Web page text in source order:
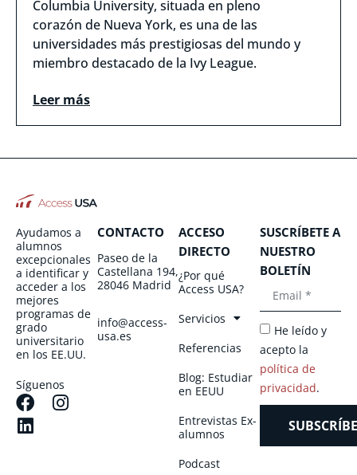
Columbia University, situada en pleno
corazón de Nueva York, es una de las
universidades más prestigiosas del mundo y
miembro destacado de la Ivy League.
Leer más
Ayudamos a
alumnos
excepcionales
a identificar y
acceder a los
mejores
programas de
grado
universitario
en los EE.UU.
Síguenos
CONTACTO
Paseo de la
Castellana 194,
28046 Madrid
info@access-
usa.es
ACCESO
DIRECTO
¿Por qué
Access USA?
Servicios
Referencias
Blog: Estudiar
en EEUU
Entrevistas Ex-
alumnos
Podcast
SUSCRÍBETE A
NUESTRO
BOLETÍN
He leído y
acepto la
política de
privacidad.